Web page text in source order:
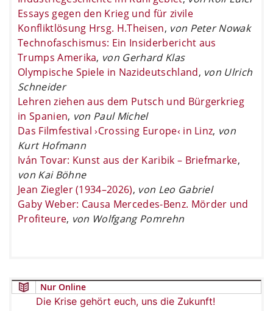
Essays gegen den Krieg und für zivile
Konfliktlösung Hrsg. H.Theisen, von Peter Nowak
Technofaschismus: Ein Insiderbericht aus
Trumps Amerika, von Gerhard Klas
Olympische Spiele in Nazideutschland, von Ulrich
Schneider
Lehren ziehen aus dem Putsch und Bürgerkrieg
in Spanien, von Paul Michel
Das Filmfestival ›Crossing Europe‹ in Linz, von
Kurt Hofmann
Iván Tovar: Kunst aus der Karibik – Briefmarke,
von Kai Böhne
Jean Ziegler (1934–2026), von Leo Gabriel
Gaby Weber: Causa Mercedes-Benz. Mörder und
Profiteure, von Wolfgang Pomrehn
Nur Online
Die Krise gehört euch, uns die Zukunft!